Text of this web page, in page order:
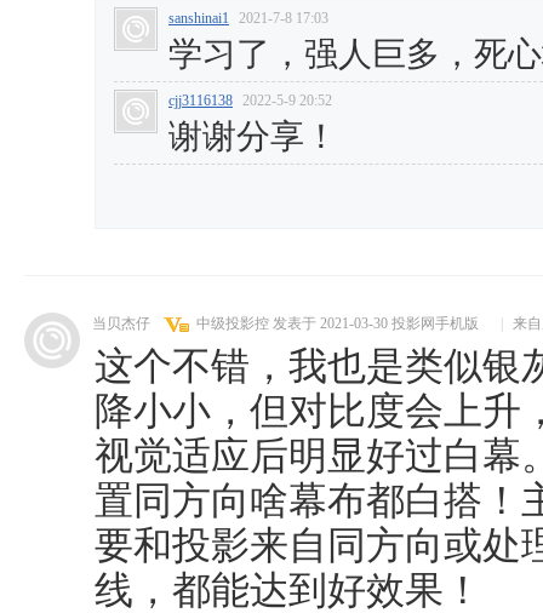
sanshinai1 2021-7-8 17:03
学习了，强人巨多，死
cjj3116138 2022-5-9 20:52
谢谢分享！
当贝杰仔 中级投影控 发表于 2021-03-30 投影网手机版 来
这个不错，我也是类似银
降小小，但对比度会上升
视觉适应后明显好过白幕
置同方向啥幕布都白搭！
要和投影来自同方向或处
线，都能达到好效果！